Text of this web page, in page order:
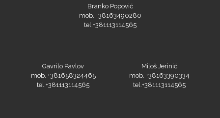
Branko Popović
mob. +38163490280
tel.+381113114565
Gavrilo Pavlov
mob. +381658324465
tel.+381113114565
Miloš Jerinić
mob. +38163390334
tel.+381113114565